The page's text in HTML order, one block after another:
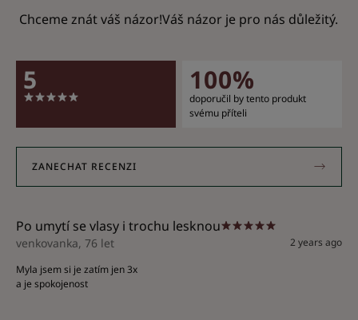
Chceme znát váš názor!Váš názor je pro nás důležitý.
5 100%
doporučil by tento produkt
svému příteli
ZANECHAT RECENZI
Po umytí se vlasy i trochu lesknou
venkovanka, 76 let
2 years ago
Myla jsem si je zatím jen 3x
a je spokojenost